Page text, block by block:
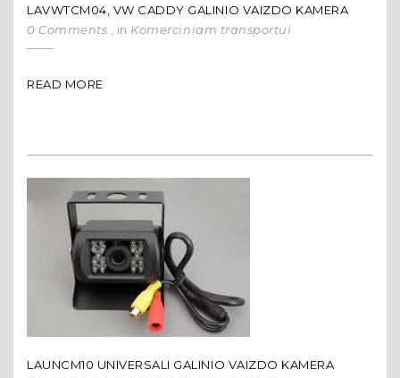
LAVWTCM04, VW CADDY GALINIO VAIZDO KAMERA
0 Comments
, in Komerciniam transportui
READ MORE
LAUNCM10 UNIVERSALI GALINIO VAIZDO KAMERA